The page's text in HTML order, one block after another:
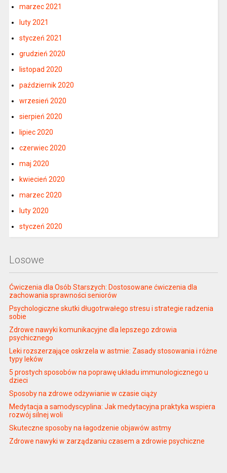
marzec 2021
luty 2021
styczeń 2021
grudzień 2020
listopad 2020
październik 2020
wrzesień 2020
sierpień 2020
lipiec 2020
czerwiec 2020
maj 2020
kwiecień 2020
marzec 2020
luty 2020
styczeń 2020
Losowe
Ćwiczenia dla Osób Starszych: Dostosowane ćwiczenia dla
zachowania sprawności seniorów
Psychologiczne skutki długotrwałego stresu i strategie radzenia
sobie
Zdrowe nawyki komunikacyjne dla lepszego zdrowia
psychicznego
Leki rozszerzające oskrzela w astmie: Zasady stosowania i różne
typy leków
5 prostych sposobów na poprawę układu immunologicznego u
dzieci
Sposoby na zdrowe odżywianie w czasie ciąży
Medytacja a samodyscyplina: Jak medytacyjna praktyka wspiera
rozwój silnej woli
Skuteczne sposoby na łagodzenie objawów astmy
Zdrowe nawyki w zarządzaniu czasem a zdrowie psychiczne